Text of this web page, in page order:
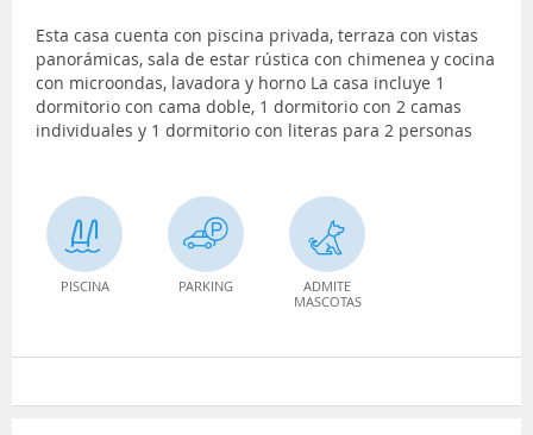
Esta casa cuenta con piscina privada, terraza con vistas
panorámicas, sala de estar rústica con chimenea y cocina
con microondas, lavadora y horno La casa incluye 1
dormitorio con cama doble, 1 dormitorio con 2 camas
individuales y 1 dormitorio con literas para 2 personas
PISCINA PARKING
ADMITE
MASCOTAS